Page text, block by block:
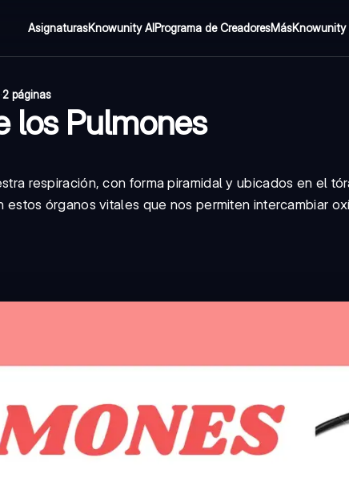
AsignaturasKnowunity AIPrograma de CreadoresMásKnowunity
·2 páginas
los Pulmones
respiración, con forma piramidal y ubicados en el
órganos vitales que nos permiten intercambiar